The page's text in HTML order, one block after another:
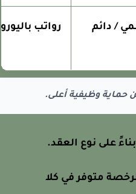
/ دائم رواتب
على نوع العقد.
متوفر في كلا